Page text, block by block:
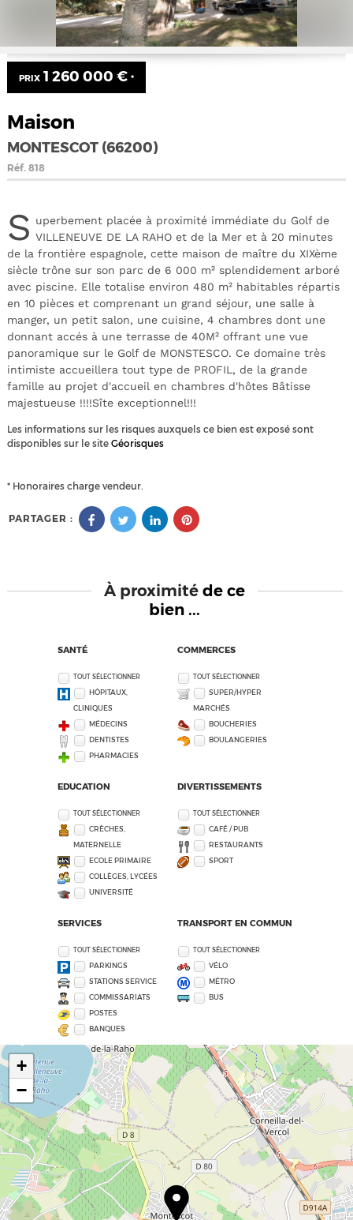
PRIX1 260 000 € *
Maison
MONTESCOT (66200)
Réf.818
S uperbement placée à proximité immédiate du Golf de
VILLENEUVE DE LA RAHO et de la Mer et à 20 minutes
de la frontière espagnole, cette maison de maître du XIXème
siècle trône sur son parc de 6 000 m² splendidement arboré
avec piscine. Elle totalise environ 480 m² habitables répartis
en 10 pièces et comprenant un grand séjour, une salle à
manger, un petit salon, une cuisine, 4 chambres dont une
donnant accés à une terrasse de 40M² offrant une vue
panoramique sur le Golf de MONSTESCO. Ce domaine très
intimiste accueillera tout type de PROFIL, de la grande
famille au projet d'accueil en chambres d'hôtes Bâtisse
majestueuse !!!!Sîte exceptionnel!!!
Les informations sur les risques auxquels ce bien est exposé sont
disponibles sur le site Géorisques
* Honoraires charge vendeur.
PARTAGER :
À proximitéde ce
bien ...
SANTÉ
TOUT SÉLECTIONNER
HÔPITAUX,
CLINIQUES
MÉDECINS
DENTISTES
PHARMACIES
COMMERCES
TOUT SÉLECTIONNER
SUPER/HYPER
MARCHÉS
BOUCHERIES
BOULANGERIES
EDUCATION
TOUT SÉLECTIONNER
CRÈCHES,
MATERNELLE
ECOLE PRIMAIRE
COLLÈGES, LYCÉES
UNIVERSITÉ
DIVERTISSEMENTS
TOUT SÉLECTIONNER
CAFÉ / PUB
RESTAURANTS
SPORT
SERVICES
TOUT SÉLECTIONNER
PARKINGS
STATIONS SERVICE
COMMISSARIATS
POSTES
BANQUES
TRANSPORT EN COMMUN
TOUT SÉLECTIONNER
VÉLO
MÉTRO
BUS
+
−